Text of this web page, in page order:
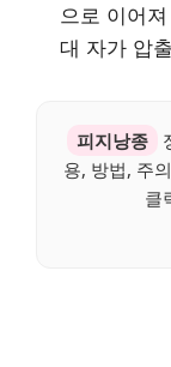
으로 이어
대 자가 압
피지낭종
용, 방법, 주
클